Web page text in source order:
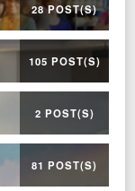
28 POST(S)
105 POST(S)
2 POST(S)
81 POST(S)